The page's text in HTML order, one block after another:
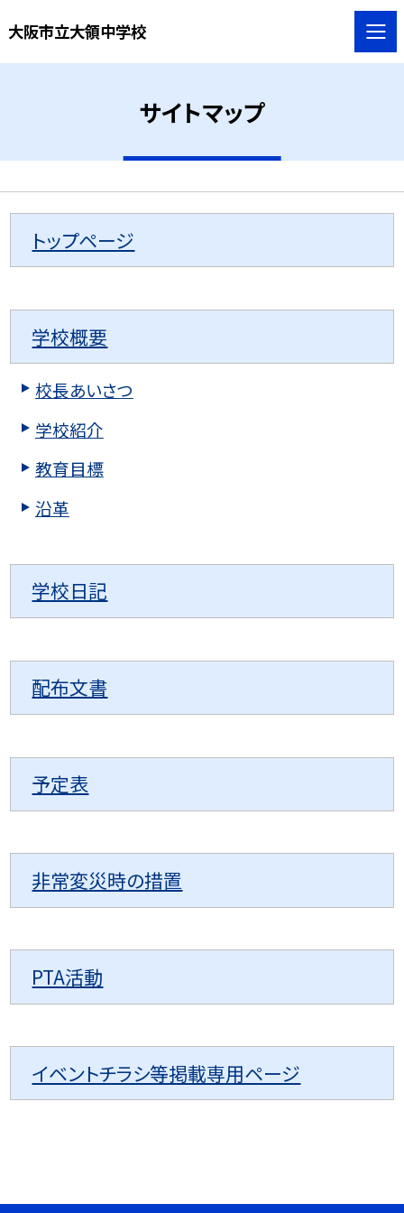
大阪市立大領中学校
サイトマップ
トップページ
学校概要
校長あいさつ
学校紹介
教育目標
沿革
学校日記
配布文書
予定表
非常変災時の措置
PTA活動
イベントチラシ等掲載専用ページ